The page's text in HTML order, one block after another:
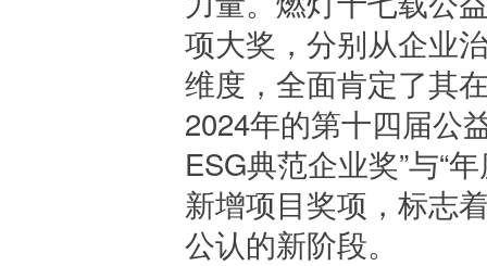
项大奖，分别从企业
维度，全面肯定了其
2024年的第十四届公
ESG典范企业奖”与“
新增项目奖项，标志
公认的新阶段。